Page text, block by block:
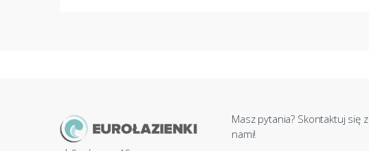
Masz pytania? Skontaktuj się z
nami!